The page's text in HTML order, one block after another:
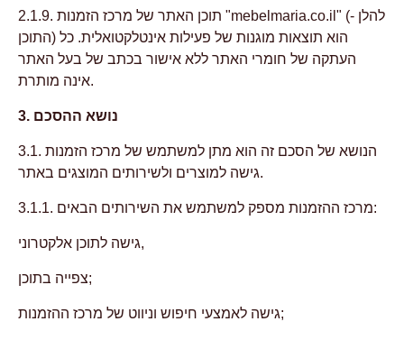
2.1.9. תוכן האתר של מרכז הזמנות "mebelmaria.co.il" (להלן -
התוכן) הוא תוצאות מוגנות של פעילות אינטלקטואלית. כל
העתקה של חומרי האתר ללא אישור בכתב של בעל האתר
אינה מותרת.
3. נושא ההסכם
3.1. הנושא של הסכם זה הוא מתן למשתמש של מרכז הזמנות
גישה למוצרים ולשירותים המוצגים באתר.
3.1.1. מרכז ההזמנות מספק למשתמש את השירותים הבאים:
גישה לתוכן אלקטרוני,
צפייה בתוכן;
גישה לאמצעי חיפוש וניווט של מרכז ההזמנות;